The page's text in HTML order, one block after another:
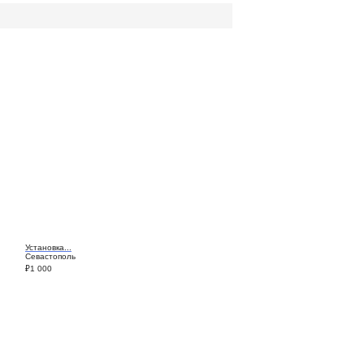
Установка...
Севастополь
₽1 000